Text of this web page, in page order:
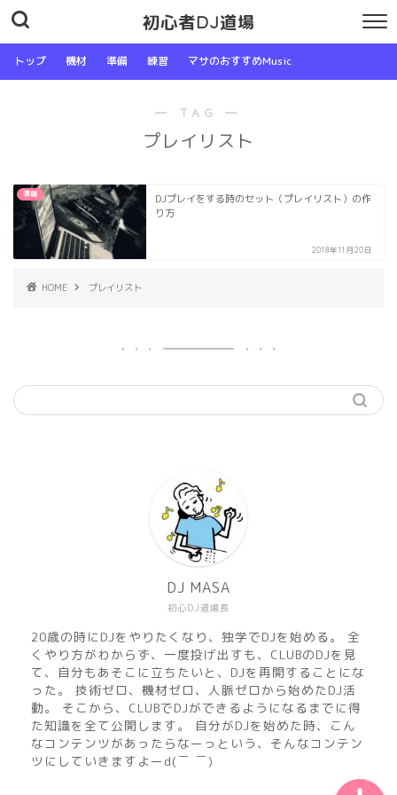
初心者DJ道場
トップ 機材 準備 練習 マサのおすすめMusic
― TAG ―
プレイリスト
準備
DJプレイをする時のセット（プレイリスト）の作
り方
2018年11月20日
HOME プレイリスト
初心DJ道場長
DJ MASA
20歳の時にDJをやりたくなり、独学でDJを始める。 全
くやり方がわからず、一度投げ出すも、CLUBのDJを見
て、自分もあそこに立ちたいと、DJを再開することにな
った。 技術ゼロ、機材ゼロ、人脈ゼロから始めたDJ活
動。 そこから、CLUBでDJができるようになるまでに得
た知識を全て公開します。 自分がDJを始めた時、こん
なコンテンツがあったらなーっという、そんなコンテン
ツにしていきますよーd(￣ ￣)
マサのおすすめMusic
DJ MASA Mix